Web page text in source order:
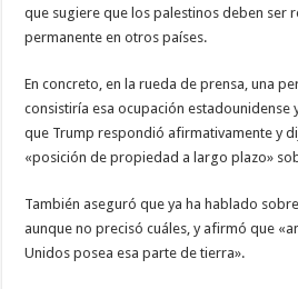
que sugiere que los palestinos deben ser
permanente en otros países.
En concreto, en la rueda de prensa, una
consistiría esa ocupación estadounidense
que Trump respondió afirmativamente y
«posición de propiedad a largo plazo»
También aseguró que ya ha hablado
aunque no precisó cuáles, y afirmó que
Unidos posea esa parte de tierra».